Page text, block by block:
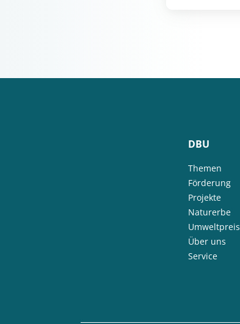
DBU
Themen
Förderung
Projekte
Naturerbe
Umweltpreis
Über uns
Service